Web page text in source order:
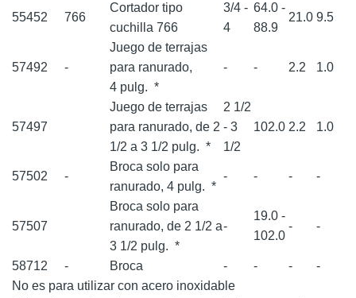
55452 766
Cortador tipo
cuchilla 766
3/4 -
4
64.0 -
88.9
21.0 9.5
57492 -
Juego de terrajas
para ranurado,
4 pulg. *
- - 2.2 1.0
57497
Juego de terrajas
para ranurado, de 2
1/2 a 3 1/2 pulg. *
2 1/2
- 3
1/2
102.0 2.2 1.0
57502 -
Broca solo para
ranurado, 4 pulg. *
- - - -
57507
Broca solo para
ranurado, de 2 1/2 a
3 1/2 pulg. *
-
19.0 -
102.0
- -
58712 - Broca - - -
-
No es para utilizar con acero inoxidable